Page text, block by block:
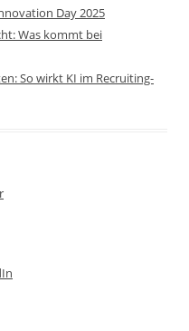
Day 2025
Was kommt bei
So wirkt KI im Recruiting-